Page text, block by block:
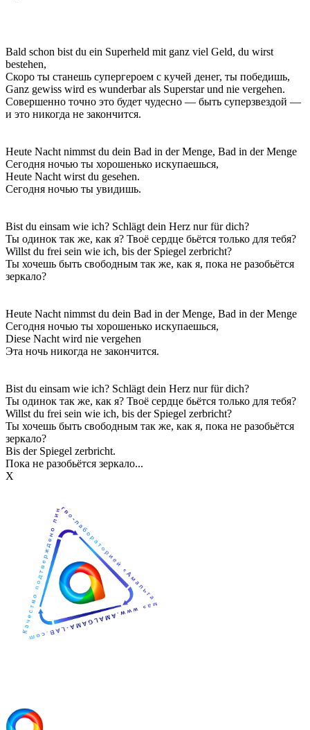
Bald schon bist du ein Superheld mit ganz viel Geld, du wirst
bestehen,
Скоро ты станешь супергероем с кучей денег, ты победишь,
Ganz gewiss wird es wunderbar als Superstar und nie vergehen.
Совершенно точно это будет чудесно — быть суперзвездой —
и это никогда не закончится.
Heute Nacht nimmst du dein Bad in der Menge, Bad in der Menge
Сегодня ночью ты хорошенько искупаешься,
Heute Nacht wirst du gesehen.
Сегодня ночью ты увидишь.
Bist du einsam wie ich? Schlägt dein Herz nur für dich?
Ты одинок так же, как я? Твоё сердце бьётся только для тебя?
Willst du frei sein wie ich, bis der Spiegel zerbricht?
Ты хочешь быть свободным так же, как я, пока не разобьётся
зеркало?
Heute Nacht nimmst du dein Bad in der Menge, Bad in der Menge
Сегодня ночью ты хорошенько искупаешься,
Diese Nacht wird nie vergehen
Эта ночь никогда не закончится.
Bist du einsam wie ich? Schlägt dein Herz nur für dich?
Ты одинок так же, как я? Твоё сердце бьётся только для тебя?
Willst du frei sein wie ich, bis der Spiegel zerbricht?
Ты хочешь быть свободным так же, как я, пока не разобьётся
зеркало?
Bis der Spiegel zerbricht.
Пока не разобьётся зеркало...
Х